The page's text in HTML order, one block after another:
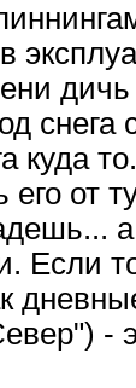
куда
от
а
Если
-